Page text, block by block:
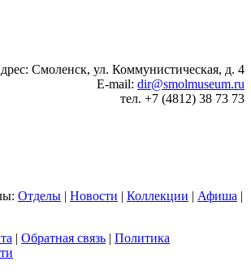
Смоленск, ул. Коммунистическая, д. 4
E-mail: dir@smolmuseum.ru
тел. +7 (4812) 38 73 73
Отделы | Новости | Коллекции | Афиша |
| Обратная связь | Политика